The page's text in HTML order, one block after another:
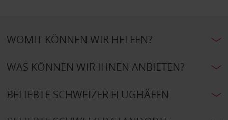
WOMIT KÖNNEN WIR HELFEN?
WAS KÖNNEN WIR IHNEN ANBIETEN?
BELIEBTE SCHWEIZER FLUGHÄFEN